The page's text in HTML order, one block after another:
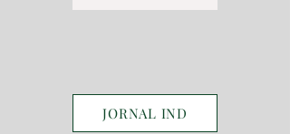
JORNAL IND